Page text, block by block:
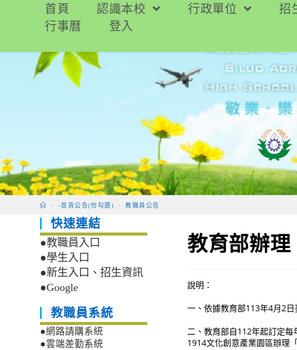
要
首頁 認識本校 行政單位 招
行事曆
登入
> -首頁公告(勿勾選) > 教職員公告
教育部辦理
說明：
一、依據教育部113年4月2
二、教育部自112年起訂定
1914文化創意產業園區辦理
快速連結
●教職員入口
●學生入口
●新生入口、招生資訊
●Google
教職員系統
●網路請購系統
●雲端差勤系統